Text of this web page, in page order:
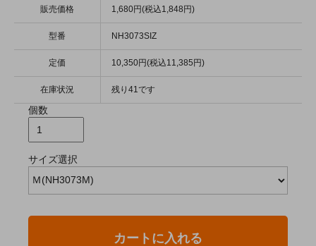
販売価格 1,680円(税込1,848円)
型番 NH3073SIZ
定価 10,350円(税込11,385円)
在庫状況 残り41です
個数
サイズ選択
カートに入れる